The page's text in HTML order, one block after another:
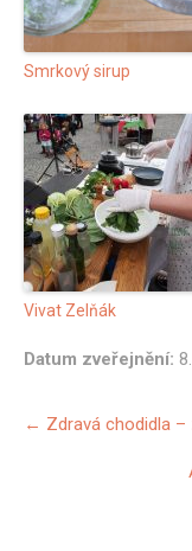
Smrkový sirup
Vivat Zelňák
Datum zveřejnění:
Další
← Zdravá chodidla –